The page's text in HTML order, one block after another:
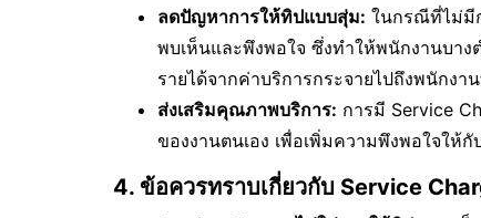
ลดปัญหาการให้ทิปแบบสุ่ม: ในกรณีที่ไม่มี
พบเห็นและพึงพอใจ ซึ่งทำให้พนักงานบาง
รายได้จากค่าบริการกระจายไปถึงพนักงา
ส่งเสริมคุณภาพบริการ: การมี Service
ของงานตนเอง เพื่อเพิ่มความพึงพอใจให้กั
4. ข้อควรทราบเกี่ยวกับ Service